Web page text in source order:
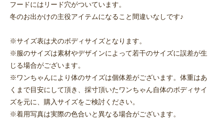
フードにはリード穴がついています。
冬のお出かけの主役アイテムになること間違いなしです♪
※サイズ表は犬のボディサイズとなります。
※服のサイズは素材やデザインによって若干のサイズに誤差が生
じる場合がございます。
※ワンちゃんにより体のサイズは個体差がございます。体重はあ
くまで目安にして頂き、採寸頂いたワンちゃん自体のボディサイ
ズを元に、購入サイズをご検討ください。
※着用写真は実際の色合いと異なる場合がございます。